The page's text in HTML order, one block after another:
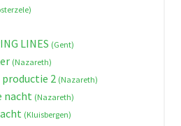
LINES (Gent)
(Nazareth)
2 (Nazareth)
nacht (Nazareth)
(Kluisbergen)